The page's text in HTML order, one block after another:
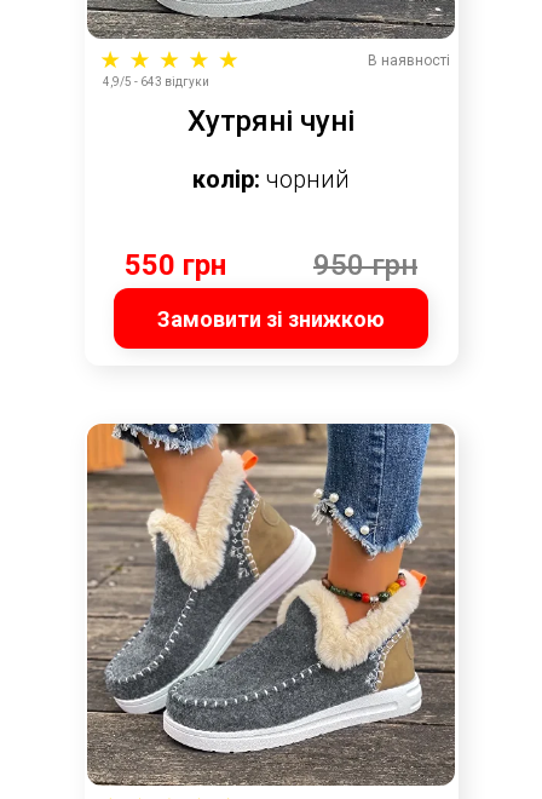
В наявності
Замовити зі знижкою
4,9/5 - 643 відгуки
Хутряні чуні
колір: чорний
550 грн 950 грн